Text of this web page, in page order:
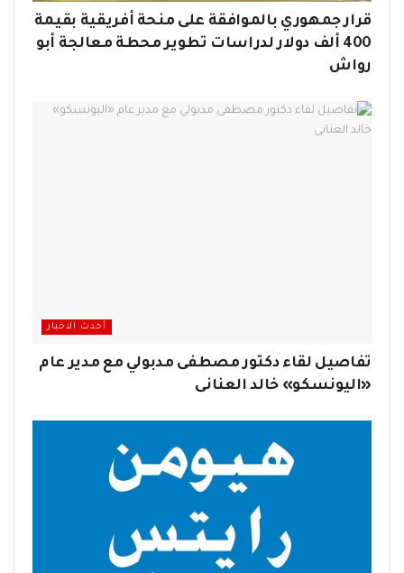
قرار جمهوري بالموافقة على منحة أفريقية بقيمة
400 ألف دولار لدراسات تطوير محطة معالجة أبو
رواش
أحدث الاخبار
تفاصيل لقاء دكتور مصطفى مدبولي مع مدير عام
«اليونسكو» خالد العنانى